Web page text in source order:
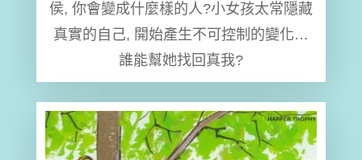
侯, 你會變成什麼樣的人?小女孩太常隱藏
真實的自己, 開始產生不可控制的變化…
誰能幫她找回真我?